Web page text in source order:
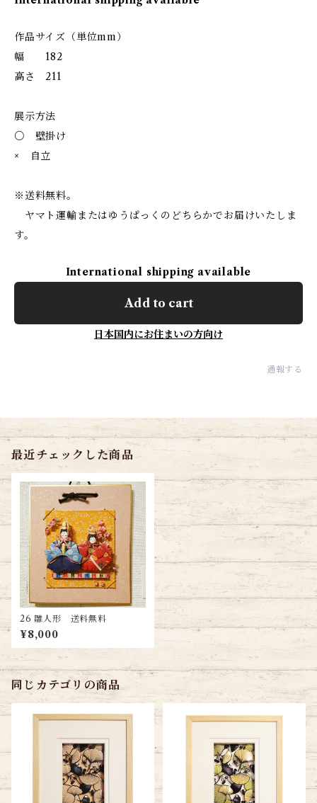
作品サイズ（単位mm）
幅 182
高さ 211
展示方法
○ 壁掛け
× 自立
※送料無料。
ヤマト運輸またはゆうぱっくのどちらかでお届けいたしま
す。
International shipping available
Add to cart
日本国内にお住まいの方向け
通報する
最近チェックした商品
26 雛人形 送料無料
¥8,000
同じカテゴリの商品